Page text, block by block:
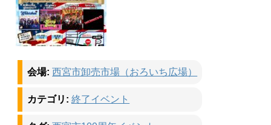
会場: 西宮市卸売市場（おろいち広場）
カテゴリ: 終了イベント